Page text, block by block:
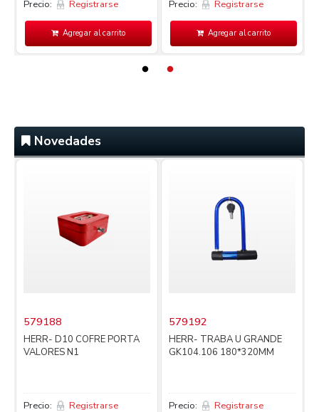
Precio: Registrarse
Agregar al carrito
Precio: Registrarse
Agregar al carrito
Novedades
579188
HERR- D10 COFRE PORTA
VALORES N1
Precio: Registrarse
579192
HERR- TRABA U GRANDE
GK104.106 180*320MM
Precio: Registrarse